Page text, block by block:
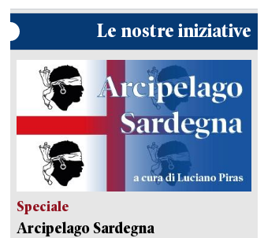
Le nostre iniziative
Speciale
Arcipelago Sardegna